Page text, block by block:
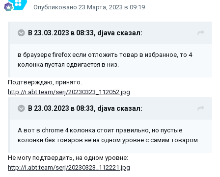
Опубликовано 23 Марта, 2023 в 09:19
В 23.03.2023 в 08:33, djava сказал:
в браузере firefox если отложить товар в избранное, то 4
колонка пустая сдвигается в низ.
Подтверждаю, принято.
http://i.abt.team/serj/20230323_112052.jpg
В 23.03.2023 в 08:33, djava сказал:
А вот в chrome 4 колонка стоит правильно, но пустые
колонки без товаров не на одном уровне с самим товаром
Не могу подтвердить, на одном уровне:
http://i.abt.team/serj/20230323_112221.jpg